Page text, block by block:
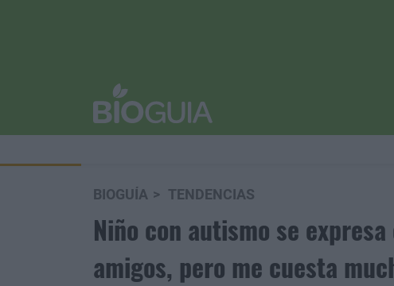
BIOGUÍA TENDENCIAS
Niño con autismo se
amigos, pero me cuesta